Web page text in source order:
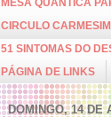
MESA QUÂNTICA
CIRCULO
51 SINTOMAS DO
PÁGINA DE LINKS
DOMINGO, 14 DE